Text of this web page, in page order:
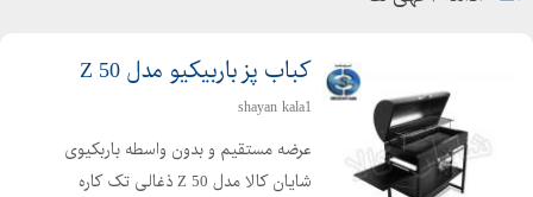
>> فیکسچرهای مونتاژ جوشي HEAT STACKING رودري هاي تيبا S
سورن P
>> فیکسچرهای مونتاژ جوشي HEAT STACKING رودري هاي
کباب پز باربیکیو مدل Z 50
shayan kala1
عرضه مستقیم و بدون واسطه باربکیوی
شایان کالا مدل Z 50 ذغالی تک کاره